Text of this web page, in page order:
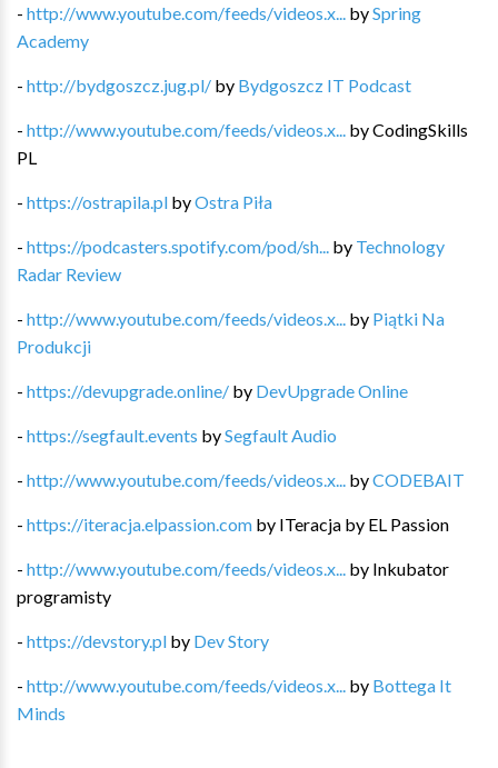
- http://www.youtube.com/feeds/videos.x... bySpring
Academy
- http://bydgoszcz.jug.pl/ by Bydgoszcz IT Podcast
- http://www.youtube.com/feeds/videos.x... byCodingSkills
PL
- https://ostrapila.pl byOstra Piła
- https://podcasters.spotify.com/pod/sh... by Technology
Radar Review
- http://www.youtube.com/feeds/videos.x... by Piątki Na
Produkcji
- https://devupgrade.online/ by DevUpgrade Online
- https://segfault.events bySegfault Audio
- http://www.youtube.com/feeds/videos.x... byCODEBAIT
- https://iteracja.elpassion.com by ITeracja by EL Passion
- http://www.youtube.com/feeds/videos.x... by Inkubator
programisty
- https://devstory.pl by Dev Story
- http://www.youtube.com/feeds/videos.x... by Bottega It
Minds